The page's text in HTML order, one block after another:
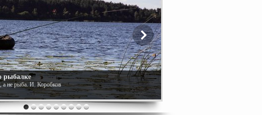
рыбалке
а не рыба. И. Коробков